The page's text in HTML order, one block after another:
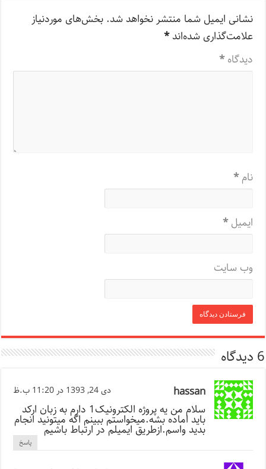
نشانی ایمیل شما منتشر نخواهد شد. بخش‌های موردنیاز
علامت‌گذاری شده‌اند*
دیدگاه*
نام*
ایمیل*
وب‌ سایت
6 دیدگاه
hassan دی 24, 1393 در 11:20 ب.ظ
سلام من یه پروژه الکترونیک1 دارم به زبان ارکد
باید اماده بشه.میخواستم ببینم اگه میتونید انجام
بدید واسم.ازطریق ایمیلم در ارتباط باشیم
پاسخ